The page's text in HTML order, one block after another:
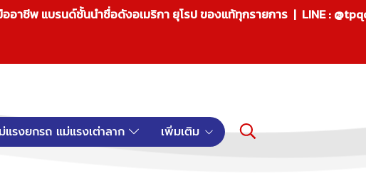
อาชีพ แบรนด์ชั้นนำชื่อดังอเมริกา ยุโรป ของแท้ทุกรายการ | LINE :
แรงยกรถ แม่แรงเต่าลาก เพิ่มเติม